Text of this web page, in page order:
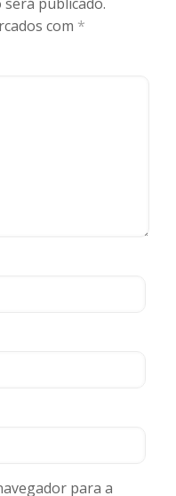
será publicado.
com *
para a